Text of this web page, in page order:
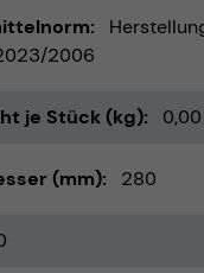
2006
je Stück (kg) 0,00
(mm) 280